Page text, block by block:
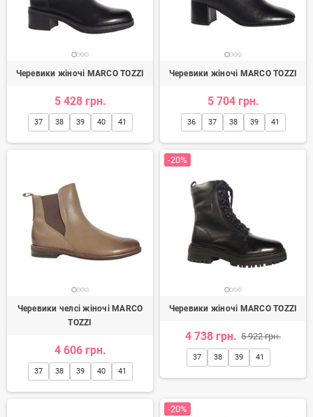
Черевики жіночі MARCO TOZZI
5 428 грн.
37 38 39 40 41
Черевики жіночі MARCO TOZZI
5 704 грн.
36 37 38 39 41
Черевики челсі жіночі MARCO
TOZZI
4 606 грн.
37 38 39 40 41
-20%
Черевики жіночі MARCO TOZZI
4 738 грн. 5 922 грн.
37 38 39 41
-20%